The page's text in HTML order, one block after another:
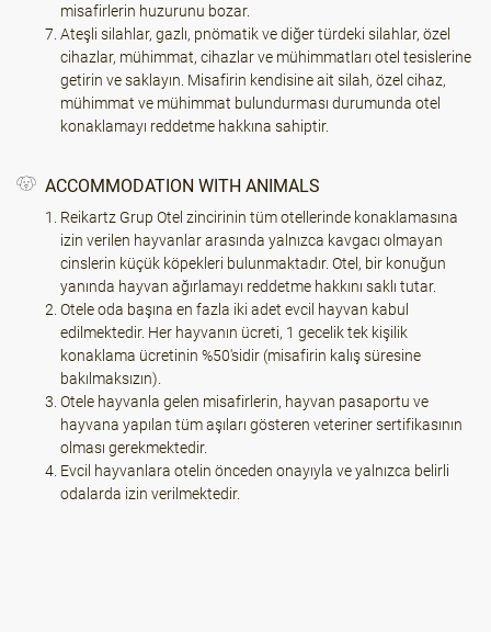
misafirlerin huzurunu bozar.
Ateşli silahlar, gazlı, pnömatik ve diğer türdeki silahlar, özel
cihazlar, mühimmat, cihazlar ve mühimmatları otel tesislerine
getirin ve saklayın. Misafirin kendisine ait silah, özel cihaz,
mühimmat ve mühimmat bulundurması durumunda otel
konaklamayı reddetme hakkına sahiptir.
ACCOMMODATION WITH ANIMALS
Reikartz Grup Otel zincirinin tüm otellerinde konaklamasına
izin verilen hayvanlar arasında yalnızca kavgacı olmayan
cinslerin küçük köpekleri bulunmaktadır. Otel, bir konuğun
yanında hayvan ağırlamayı reddetme hakkını saklı tutar.
Otele oda başına en fazla iki adet evcil hayvan kabul
edilmektedir. Her hayvanın ücreti, 1 gecelik tek kişilik
konaklama ücretinin %50'sidir (misafirin kalış süresine
bakılmaksızın).
Otele hayvanla gelen misafirlerin, hayvan pasaportu ve
hayvana yapılan tüm aşıları gösteren veteriner sertifikasının
olması gerekmektedir.
Evcil hayvanlara otelin önceden onayıyla ve yalnızca belirli
odalarda izin verilmektedir.